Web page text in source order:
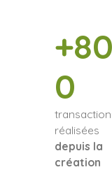
0
réalisées
depuis la
création